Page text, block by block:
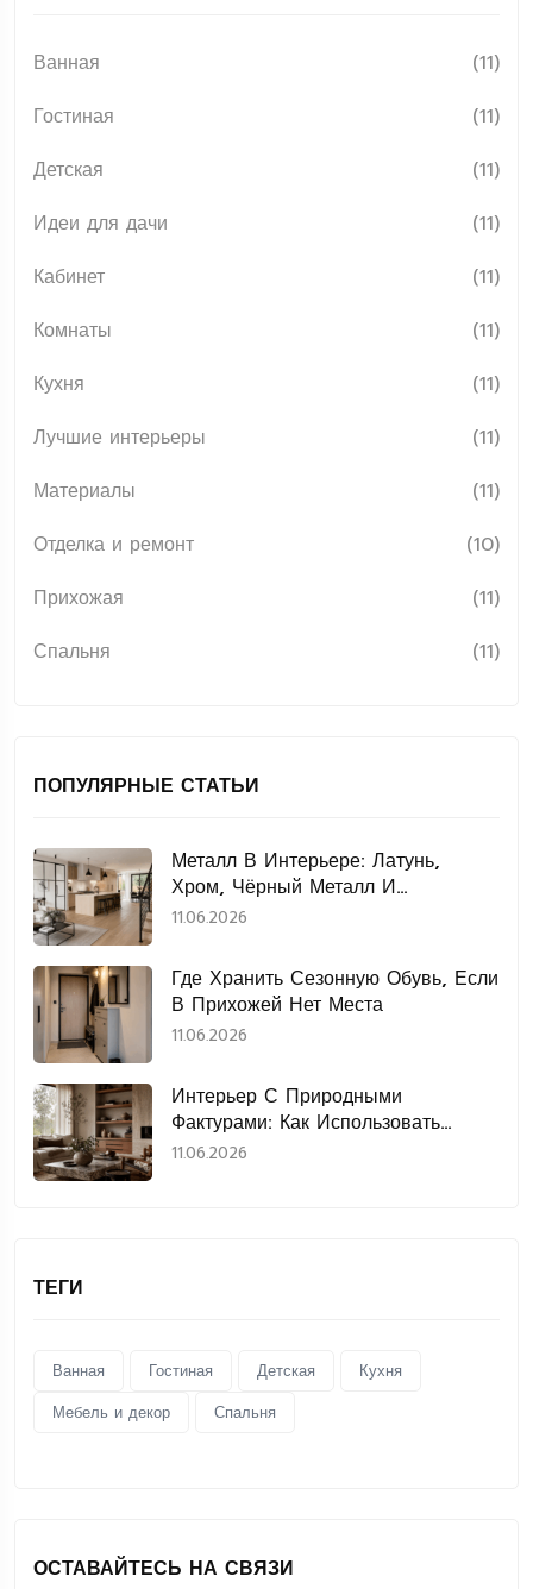
Ванная
(11)
Гостиная
(11)
Детская
(11)
Идеи для дачи
(11)
Кабинет
(11)
Комнаты
(11)
Кухня
(11)
Лучшие интерьеры
(11)
Материалы
(11)
Отделка и ремонт
(10)
Прихожая
(11)
Спальня
(11)
ПОПУЛЯРНЫЕ СТАТЬИ
Металл В Интерьере: Латунь,
Хром, Чёрный Металл И
Нержавеющая Сталь
11.06.2026
Где Хранить Сезонную Обувь, Если
В Прихожей Нет Места
11.06.2026
Интерьер С Природными
Фактурами: Как Использовать
Дерево, Камень, Лён И Керамику
11.06.2026
ТЕГИ
Ванная Гостиная Детская
Кухня
Мебель и декор
Спальня
ОСТАВАЙТЕСЬ НА СВЯЗИ